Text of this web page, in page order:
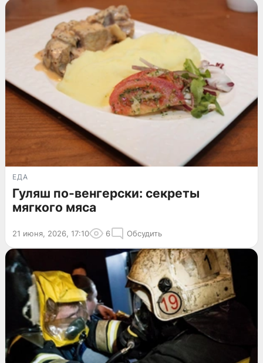
ЕДА
Гуляш по-венгерски: секреты
мягкого мяса
21 июня, 2026, 17:10 6 Обсудить